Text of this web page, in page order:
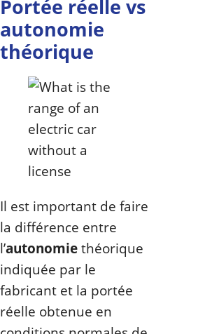
Portée réelle vs
autonomie
théorique
Il est important de faire
la différence entre
l’autonomiethéorique
indiquée par le
fabricant et la portée
réelle obtenue en